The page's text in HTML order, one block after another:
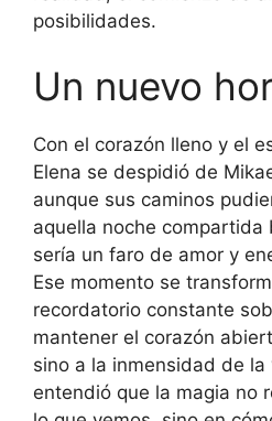
posibilidades.
Un nuevo
Con el corazón lleno y el
Elena se despidió de
aunque sus caminos
aquella noche compartida
sería un faro de amor y
Ese momento se
recordatorio constante
mantener el corazón
sino a la inmensidad de la
entendió que la magia no